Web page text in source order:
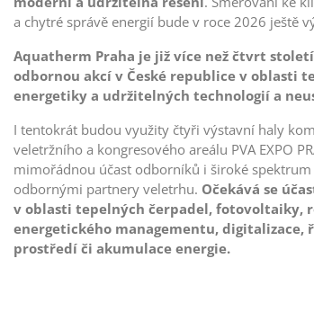
a chytré správě energií bude v roce 2026 ještě
Aquatherm Praha je již více než čtvrt
odbornou akcí v České republice v oblasti
energetiky a udržitelných technologií a
I tentokrát budou využity čtyři výstavní haly
veletržního a kongresového areálu PVA EXPO
mimořádnou účast odborníků i široké
odbornými partnery veletrhu. Očekává se
v oblasti tepelných čerpadel, fotovoltaiky,
energetického managementu,
prostředí či akumulace energie.